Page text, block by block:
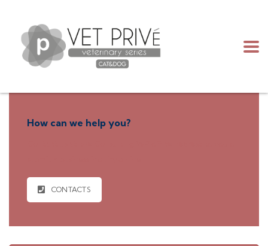
How can we help you?
CONTACTS